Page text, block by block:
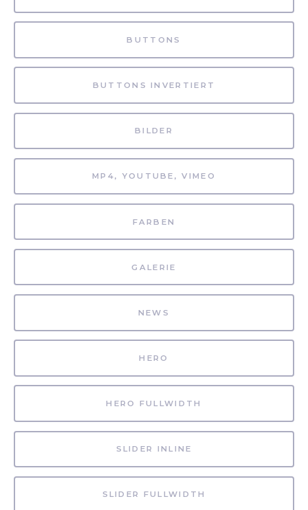
BUTTONS
BUTTONS INVERTIERT
BILDER
MP4, YOUTUBE, VIMEO
FARBEN
GALERIE
NEWS
HERO
HERO FULLWIDTH
SLIDER INLINE
SLIDER FULLWIDTH